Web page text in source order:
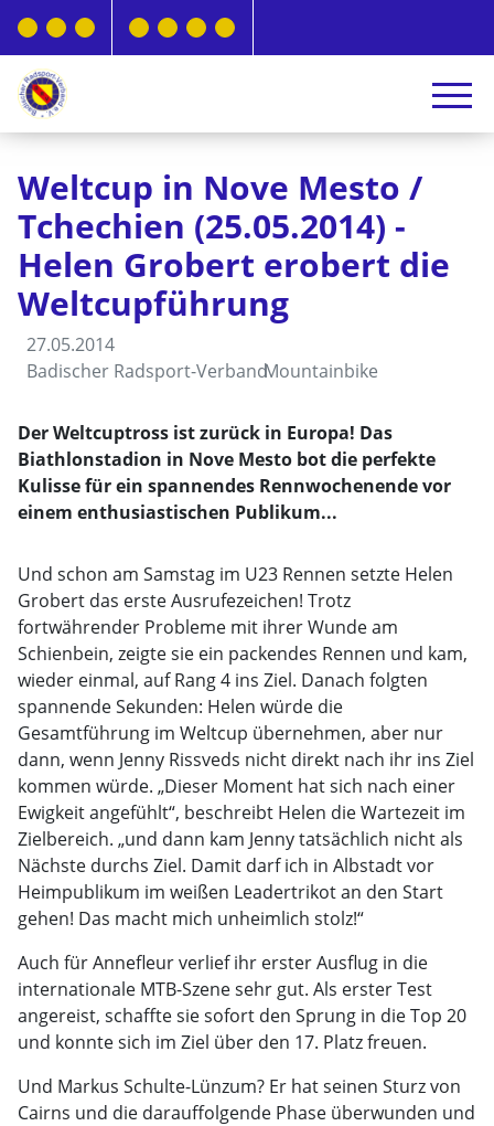
Weltcup in Nove Mesto /
Tchechien (25.05.2014) -
Helen Grobert erobert die
Weltcupführung
27.05.2014
Badischer Radsport-VerbandMountainbike
Der Weltcuptross ist zurück in Europa! Das
Biathlonstadion in Nove Mesto bot die perfekte
Kulisse für ein spannendes Rennwochenende vor
einem enthusiastischen Publikum...
Und schon am Samstag im U23 Rennen setzte Helen
Grobert das erste Ausrufezeichen! Trotz
fortwährender Probleme mit ihrer Wunde am
Schienbein, zeigte sie ein packendes Rennen und kam,
wieder einmal, auf Rang 4 ins Ziel. Danach folgten
spannende Sekunden: Helen würde die
Gesamtführung im Weltcup übernehmen, aber nur
dann, wenn Jenny Rissveds nicht direkt nach ihr ins Ziel
kommen würde. „Dieser Moment hat sich nach einer
Ewigkeit angefühlt“, beschreibt Helen die Wartezeit im
Zielbereich. „und dann kam Jenny tatsächlich nicht als
Nächste durchs Ziel. Damit darf ich in Albstadt vor
Heimpublikum im weißen Leadertrikot an den Start
gehen! Das macht mich unheimlich stolz!“
Auch für Annefleur verlief ihr erster Ausflug in die
internationale MTB-Szene sehr gut. Als erster Test
angereist, schaffte sie sofort den Sprung in die Top 20
und konnte sich im Ziel über den 17. Platz freuen.
Und Markus Schulte-Lünzum? Er hat seinen Sturz von
Cairns und die darauffolgende Phase überwunden und